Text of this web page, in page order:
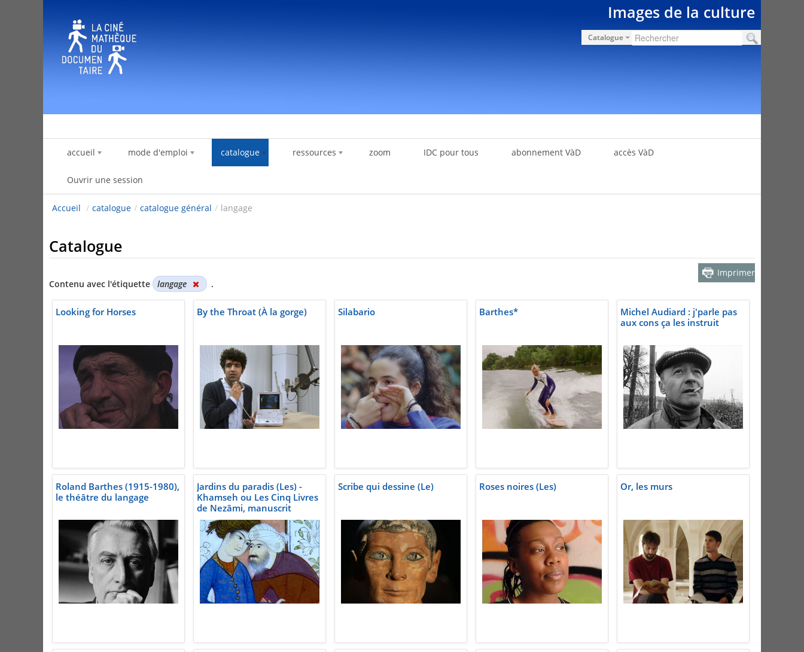
Images de la culture
Catalogue
accueil mode d'emploi catalogue ressources zoom IDC pour tous abonnement VàD accès VàD
Ouvrir une session
Accueil / catalogue / catalogue général / langage
Catalogue
Contenu avec l'étiquette langage .
Imprimer
Looking for Horses By the Throat (À la gorge) Silabario Barthes*
Michel Audiard : j'parle pas
aux cons ça les instruit
Roland Barthes (1915-1980),
le théâtre du langage
Jardins du paradis (Les) -
Khamseh ou Les Cinq Livres
de Nezâmi, manuscrit
persan, 1619-1624
Scribe qui dessine (Le) Roses noires (Les) Or, les murs